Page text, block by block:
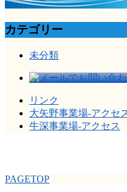
カテゴリー
未分類
リンク
大矢野事業場-アクセ
牛深事業場-アクセス
PAGETOP